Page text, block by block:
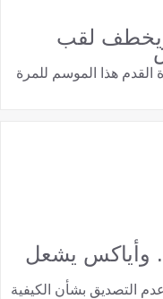
ويخطف لقب
القدم هذا الموسم للمرة
وأياكس يشعل
التصديق بشأن الكيفية